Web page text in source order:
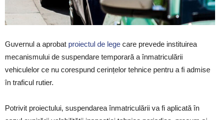
Guvernul a aprobat proiectul de lege care prevede instituirea
mecanismului de suspendare temporară a înmatriculării
vehiculelor ce nu corespund cerințelor tehnice pentru a fi admise
în traficul rutier.
Potrivit proiectului, suspendarea înmatriculării va fi aplicată în